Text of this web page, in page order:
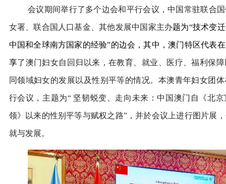
会议期间举行了多个边会和平行会议，中国常驻联合
女署、联合国人口基金、其他发展中国家主办题为“技术变
中国和全球南方国家的经验”的边会，其中，澳门特区代表
享了澳门妇女自回归以来，在教育、就业、医疗、福利保
同领域妇女的发展以及性别平等的情况。本澳青年妇女团
行会议，主题为“ 坚韧蜕变、走向未来：中国澳门自《北
领》以来的性别平等与赋权之路”，并於会议上进行图片展
就与发展。